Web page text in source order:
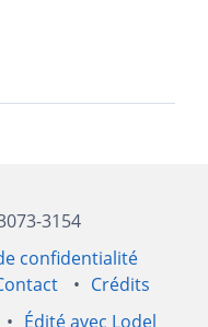
3154
confidentialité
Crédits
Édité avec Lodel